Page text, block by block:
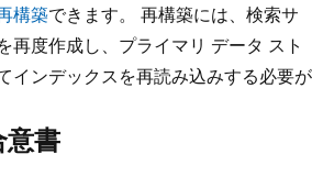
構築できます。 再構築には、検索サ
再度作成し、プライマリ データ スト
インデックスを再読み込みする必要が
書